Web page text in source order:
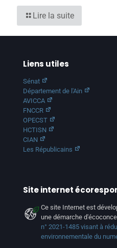
Lire la suite
Liens utiles
Sénat
Département de l'Ain
AVICCA
FNCCR
OPECST
HCTISN
CIAN
Les Républicains
Site internet
Ce site Internet est
une démarche
n° 2021-1485 visant à
environnementale du